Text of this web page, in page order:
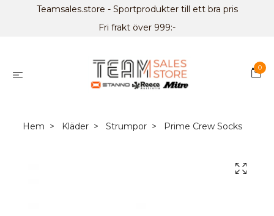
Teamsales.store - Sportprodukter till ett bra pris
Fri frakt över 999:-
0
Hem Kläder Strumpor Prime Crew Socks